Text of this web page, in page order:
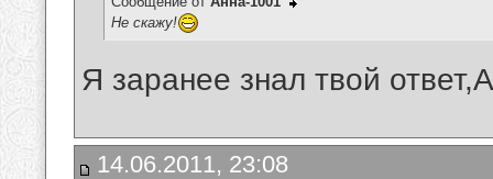
Не скажу!
Я заранее знал твой
14.06.2011, 23:08